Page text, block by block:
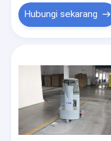
Hubungi sekarang